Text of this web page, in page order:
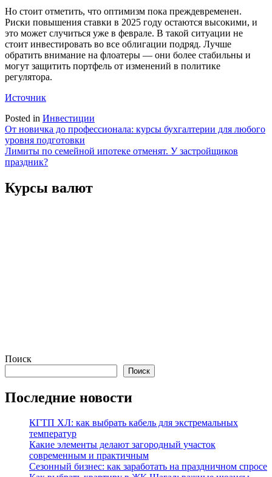
Но стоит отметить, что оптимизм пока преждевременен.
Риски повышения ставки в 2025 году остаются высокими, и
это может случиться уже в феврале. В такой ситуации не
стоит инвестировать во все облигации подряд. Лучше
обратить внимание на флоатеры — они более стабильны и
могут защитить портфель от изменений в политике
регулятора.
Источник
Posted in Инвестиции
Навигация
по
записям
От новичка до профессионала: курсы бухгалтерии для любого
уровня подготовки
Лимиты по семейной ипотеке отменят. У застройщиков
праздник?
Курсы валют
Поиск
Поиск
Последние новости
КГТП ХЛ: как выбрать кабель для экстремальных
температур
Какие элементы делают загородный участок
современным и практичным
Сезонный бизнес: как заработать на праздничном спросе